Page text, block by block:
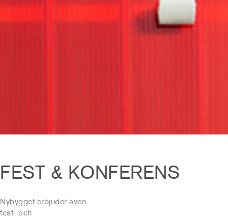
FEST & KONFERENS
Nybygget erbjuder även
fest- och